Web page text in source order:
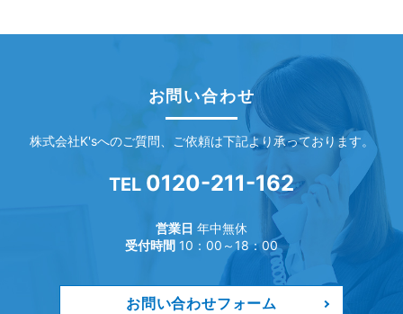
お問い合わせ
株式会社K'sへのご質問、ご依頼は下記より承っております。
TEL 0120-211-162
営業日 年中無休
受付時間 10：00～18：00
お問い合わせフォーム